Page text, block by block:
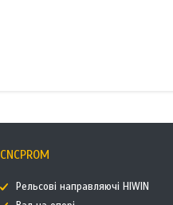
CNCPROM
Рельсові направляючі HIWIN